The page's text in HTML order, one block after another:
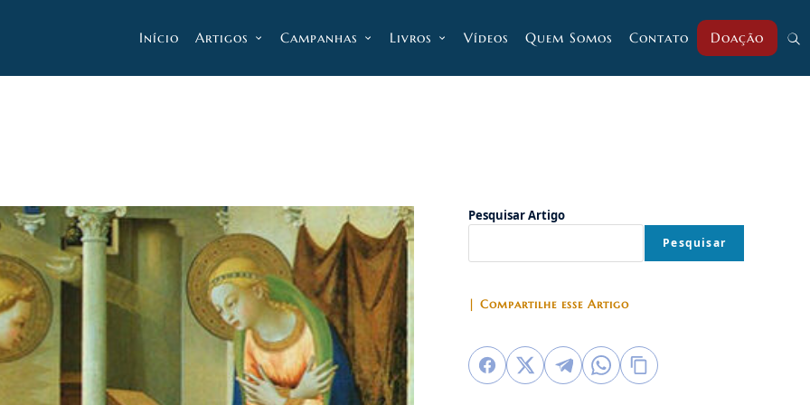
Início Artigos Campanhas Livros Vídeos Quem Somos Contato Doação
Pesquisar Artigo
Pesquisar
| Compartilhe esse Artigo